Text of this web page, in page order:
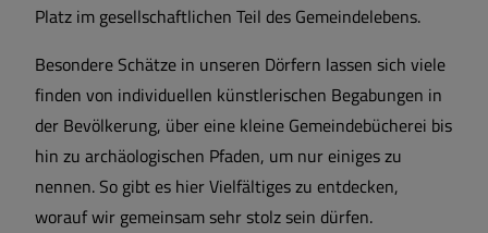
Platz im gesellschaftlichen Teil des Gemeindelebens.
Besondere Schätze in unseren Dörfern lassen sich viele
finden von individuellen künstlerischen Begabungen in
der Bevölkerung, über eine kleine Gemeindebücherei bis
hin zu archäologischen Pfaden, um nur einiges zu
nennen. So gibt es hier Vielfältiges zu entdecken,
worauf wir gemeinsam sehr stolz sein dürfen.